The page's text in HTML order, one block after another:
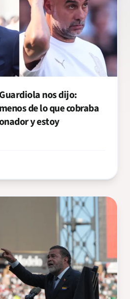
nos dijo:
de lo que cobraba
y estoy